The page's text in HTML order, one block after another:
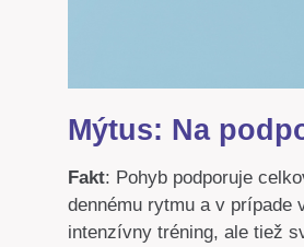
Mýtus: Na
Fakt: Pohyb podporuje
dennému rytmu a v prípade
intenzívny tréning, ale tiež